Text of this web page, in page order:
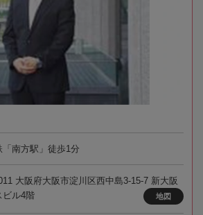
「南方駅」徒歩1分
大阪府大阪市淀川区西中島3-15-7 新大阪
ビル4階
地図